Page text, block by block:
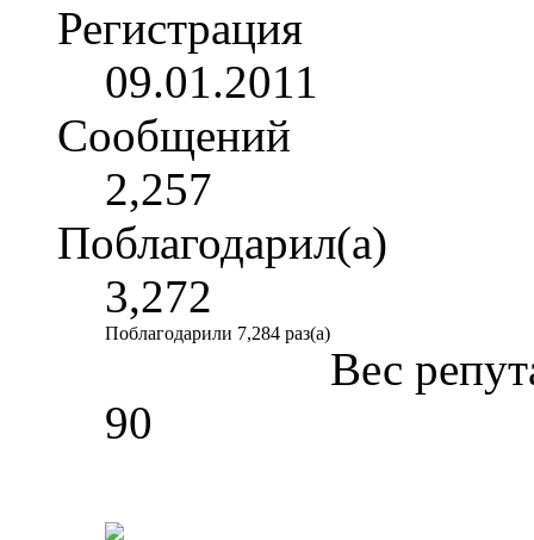
Регистрация
09.01.2011
Сообщений
2,257
Поблагодарил(а)
3,272
Поблагодарили 7,284 раз(а)
Вес
90